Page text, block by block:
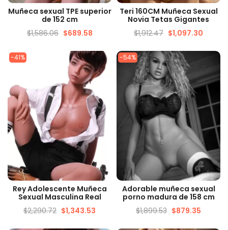
VISTA RÁPIDA
Muñeca sexual TPE superior
de 152 cm
$1,586.06 $689.58
VISTA RÁPIDA
Teri 160CM Muñeca Sexual
Novia Tetas Gigantes
$1,912.47 $1,097.30
-41%
VISTA RÁPIDA
Rey Adolescente Muñeca
Sexual Masculina Real
$2,290.72 $1,343.53
-54%
VISTA RÁPIDA
Adorable muñeca sexual
porno madura de 158 cm
$1,899.53 $879.35